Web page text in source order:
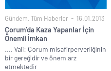
Gündem, Tüm Haberler 16.01.2013
Çorum’da Kaza Yapanlar İçin
Önemli İmkan
.... Vali: Çorum misafirperverliğinin
bir gereğidir ve önem arz
etmektedir